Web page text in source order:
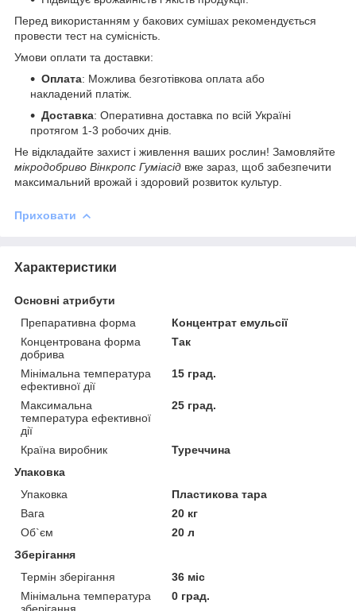
Перед використанням у бакових сумішах рекомендується
провести тест на сумісність.
Умови оплати та доставки:
Оплата: Можлива безготівкова оплата або
накладений платіж.
Доставка: Оперативна доставка по всій Україні
протягом 1-3 робочих днів.
Не відкладайте захист і живлення ваших рослин! Замовляйте
мікродобриво Вінкропс Гуміасід вже зараз, щоб забезпечити
максимальний врожай і здоровий розвиток культур.
Приховати
Характеристики
Основні атрибути
Препаративна форма
Концентрат емульсії
Концентрована форма
добрива
Так
Мінімальна температура
ефективної дії
15 град.
Максимальна
температура ефективної
дії
25 град.
Країна виробник
Туреччина
Упаковка
Упаковка
Пластикова тара
Вага
20 кг
Об`єм
20 л
Зберігання
Термін зберігання
36 міс
Мінімальна температура
зберігання
0 град.